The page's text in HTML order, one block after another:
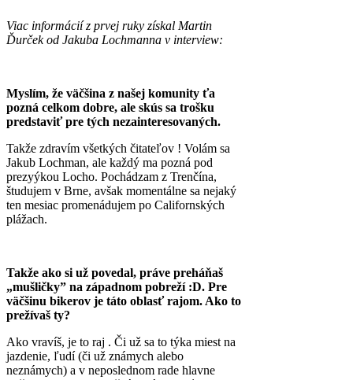
Viac informácií z prvej ruky získal Martin
Ďurček od Jakuba Lochmanna v interview:
Myslím, že väčšina z našej komunity ťa
pozná celkom dobre, ale skús sa trošku
predstaviť pre tých nezainteresovaných.
Takže zdravím všetkých čitateľov ! Volám sa
Jakub Lochman, ale každý ma pozná pod
prezyýkou Locho. Pochádzam z Trenčína,
študujem v Brne, avšak momentálne sa nejaký
ten mesiac promenádujem po Californských
plážach.
Takže ako si už povedal, práve preháňaš
„mušličky” na západnom pobreží :D. Pre
väčšinu bikerov je táto oblasť rajom. Ako to
prežívaš ty?
Ako vravíš, je to raj . Či už sa to týka miest na
jazdenie, ľudí (či už známych alebo
neznámych) a v neposlednom rade hlavne